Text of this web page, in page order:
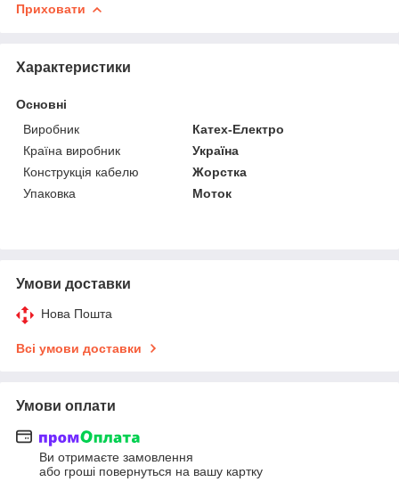
Приховати
Характеристики
Основні
Виробник
Катех-Електро
Країна виробник
Україна
Конструкція кабелю
Жорстка
Упаковка
Моток
Умови доставки
Нова Пошта
Всі умови доставки
Умови оплати
Ви отримаєте замовлення
або гроші повернуться на вашу картку